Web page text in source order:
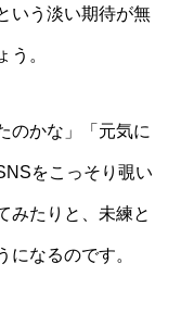
いう淡い期待が無
う。
のかな」「元気に
をこっそり覗い
みたりと、未練と
になるのです。